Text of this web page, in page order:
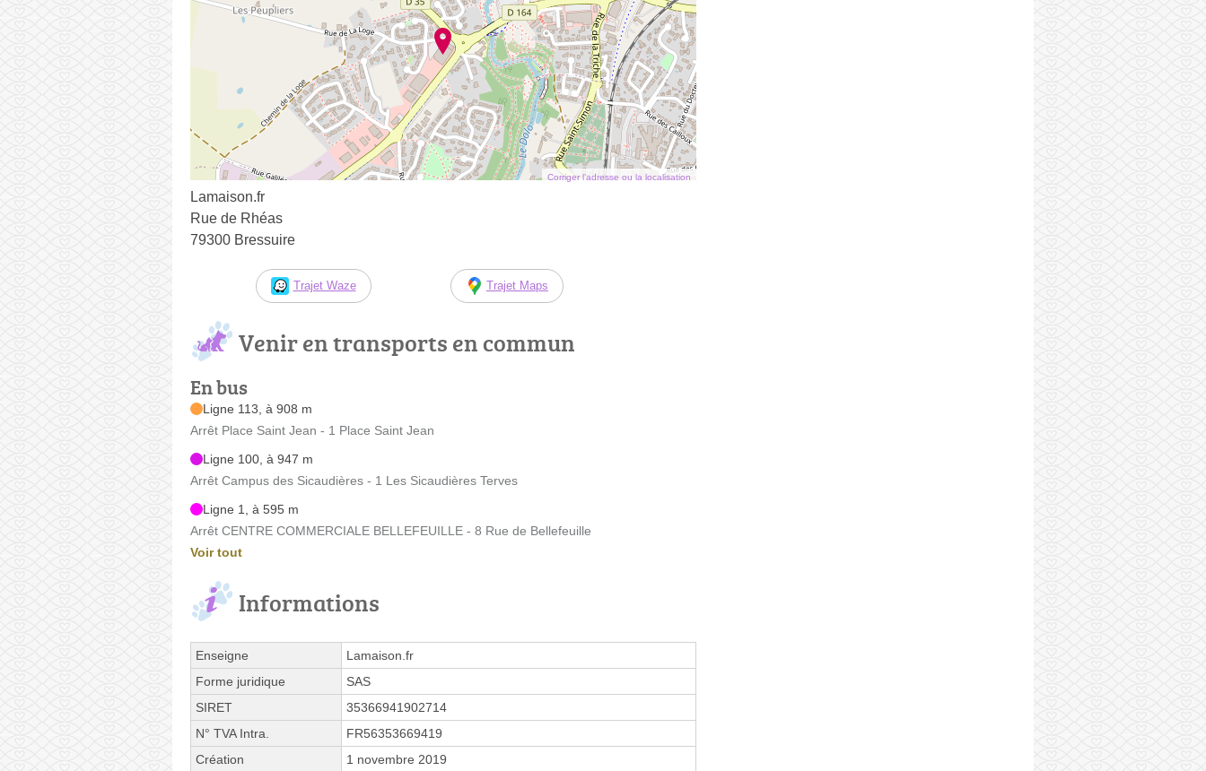
Corriger l’adresse ou la localisation
Lamaison.fr
Rue de Rhéas
79300 Bressuire
Trajet Waze Trajet Maps
Venir en transports en commun
En bus
Ligne 113, à 908 m
Arrêt Place Saint Jean - 1 Place Saint Jean
Ligne 100, à 947 m
Arrêt Campus des Sicaudières - 1 Les Sicaudières Terves
Ligne 1, à 595 m
Arrêt CENTRE COMMERCIALE BELLEFEUILLE - 8 Rue de Bellefeuille
Voir tout
Informations
Enseigne
Lamaison.fr
Forme juridique
SAS
SIRET
35366941902714
N° TVA Intra.
FR56353669419
Création
1 novembre 2019